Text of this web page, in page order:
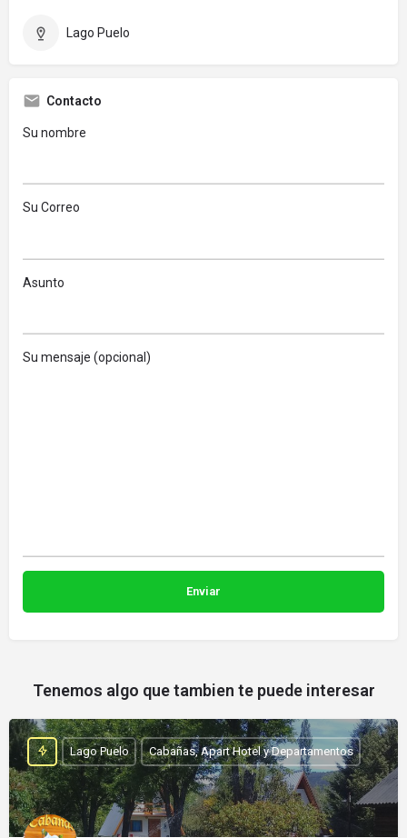
Lago Puelo
Contacto
Su nombre
Su Correo
Asunto
Su mensaje (opcional)
Tenemos algo que tambien te puede interesar
Lago Puelo Cabañas, Apart Hotel y Departamentos